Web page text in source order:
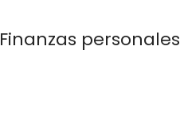
Finanzas personales